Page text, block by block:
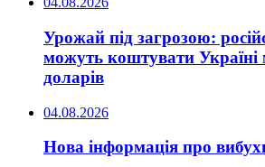
Урожай під загрозою:
можуть коштувати Україні
доларів
04.08.2026
Нова інформація про